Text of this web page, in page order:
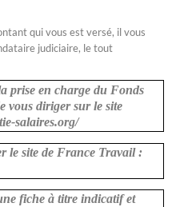
qui vous est versé, il vous
judiciaire, le tout
prise en charge du Fonds
vous diriger sur le site
salaires.org/
le site de France Travail :
fiche à titre indicatif et